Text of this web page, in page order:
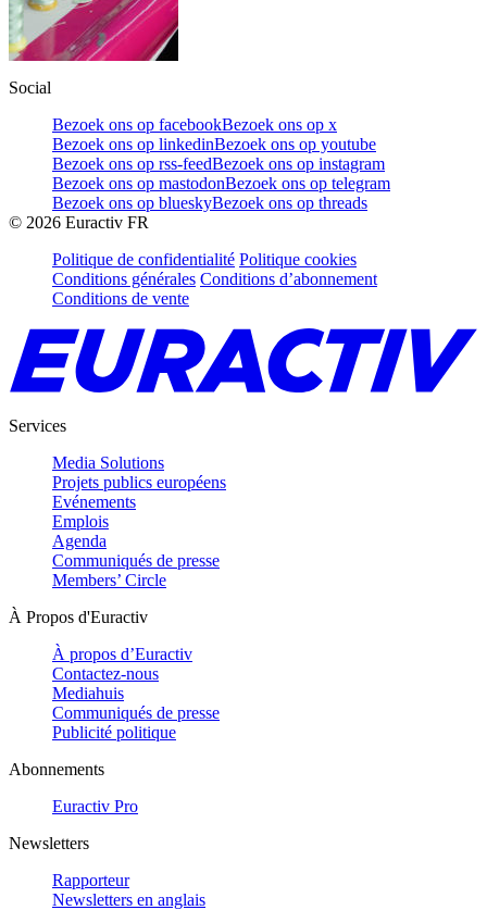
Social
Bezoek ons op facebookBezoek ons op x
Bezoek ons op linkedinBezoek ons op youtube
Bezoek ons op rss-feedBezoek ons op instagram
Bezoek ons op mastodonBezoek ons op telegram
Bezoek ons op blueskyBezoek ons op threads
© 2026 Euractiv FR
Politique de confidentialité Politique cookies
Conditions générales Conditions d’abonnement
Conditions de vente
Services
Media Solutions
Projets publics européens
Evénements
Emplois
Agenda
Communiqués de presse
Members’ Circle
À Propos d'Euractiv
À propos d’Euractiv
Contactez-nous
Mediahuis
Communiqués de presse
Publicité politique
Abonnements
Euractiv Pro
Newsletters
Rapporteur
Newsletters en anglais